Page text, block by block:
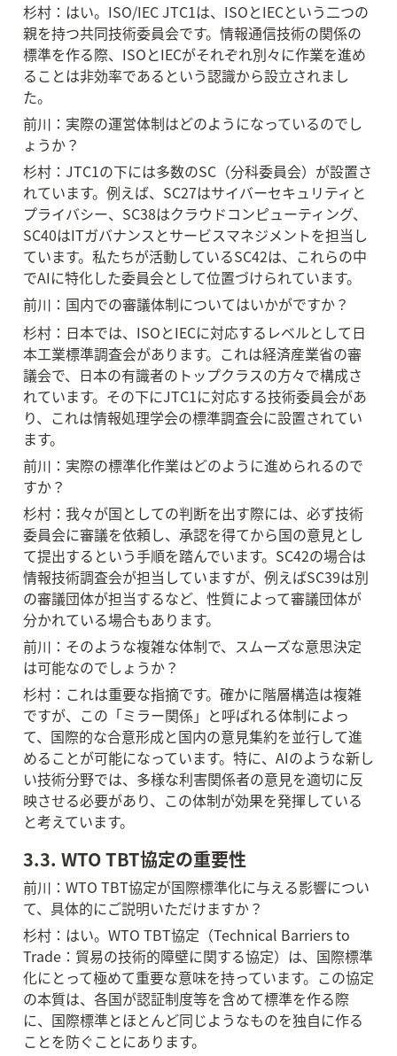
杉村：はい。ISO/IEC JTC1は、ISOとIECという二つの
親を持つ共同技術委員会です。情報通信技術の関係の
標準を作る際、ISOとIECがそれぞれ別々に作業を進め
ることは非効率であるという認識から設立されまし
た。
前川：実際の運営体制はどのようになっているのでし
ょうか？
杉村：JTC1の下には多数のSC（分科委員会）が設置さ
れています。例えば、SC27はサイバーセキュリティと
プライバシー、SC38はクラウドコンピューティング、
SC40はITガバナンスとサービスマネジメントを担当し
ています。私たちが活動しているSC42は、これらの中
でAIに特化した委員会として位置づけられています。
前川：国内での審議体制についてはいかがですか？
杉村：日本では、ISOとIECに対応するレベルとして日
本工業標準調査会があります。これは経済産業省の審
議会で、日本の有識者のトップクラスの方々で構成さ
れています。その下にJTC1に対応する技術委員会があ
り、これは情報処理学会の標準調査会に設置されてい
ます。
前川：実際の標準化作業はどのように進められるので
すか？
杉村：我々が国としての判断を出す際には、必ず技術
委員会に審議を依頼し、承認を得てから国の意見とし
て提出するという手順を踏んでいます。SC42の場合は
情報技術調査会が担当していますが、例えばSC39は別
の審議団体が担当するなど、性質によって審議団体が
分かれている場合もあります。
前川：そのような複雑な体制で、スムーズな意思決定
は可能なのでしょうか？
杉村：これは重要な指摘です。確かに階層構造は複雑
ですが、この「ミラー関係」と呼ばれる体制によっ
て、国際的な合意形成と国内の意見集約を並行して進
めることが可能になっています。特に、AIのような新し
い技術分野では、多様な利害関係者の意見を適切に反
映させる必要があり、この体制が効果を発揮している
と考えています。
3.3. WTO TBT協定の重要性
前川：WTO TBT協定が国際標準化に与える影響につい
て、具体的にご説明いただけますか？
杉村：はい。WTO TBT協定（Technical Barriers to
Trade：貿易の技術的障壁に関する協定）は、国際標準
化にとって極めて重要な意味を持っています。この協定
の本質は、各国が認証制度等を含めて標準を作る際
に、国際標準とほとんど同じようなものを独自に作る
ことを防ぐことにあります。